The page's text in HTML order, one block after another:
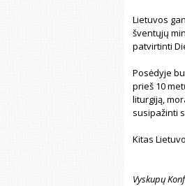
Lietuvos
šventųjų
patvirtinti
Posėdyje
prieš 10
liturgiją,
susipažinti
Kitas
Vyskupų